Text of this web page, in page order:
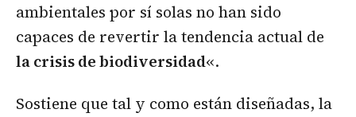
ambientales por sí solas no han sido
capaces de revertir la tendencia actual de
la crisis de biodiversidad«.
Sostiene que tal y como están diseñadas, la